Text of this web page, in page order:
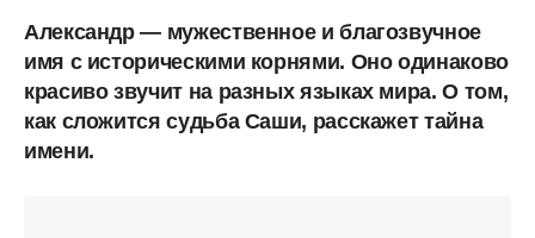
Александр — мужественное и благозвучное
имя с историческими корнями. Оно одинаково
красиво звучит на разных языках мира. О том,
как сложится судьба Саши, расскажет тайна
имени.